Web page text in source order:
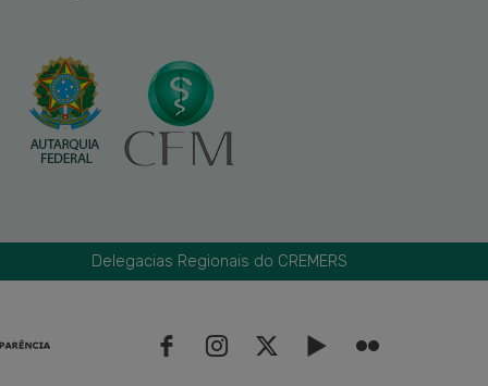
Delegacias Regionais do CREMERS